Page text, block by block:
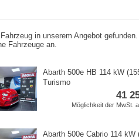
in unserem Angebot gefunden.
Fahrzeuge an.
Abarth 500e HB 114 kW
Turismo
41
Möglichkeit der MwSt.
Abarth 500e Cabrio 114 kW